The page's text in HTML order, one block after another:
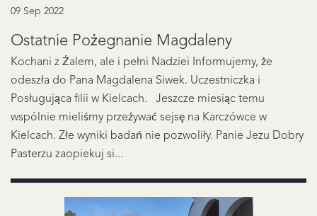
09 Sep 2022
Ostatnie Pożegnanie Magdaleny
Kochani z Żalem, ale i pełni Nadziei Informujemy, że
odeszła do Pana Magdalena Siwek. Uczestniczka i
Posługująca filii w Kielcach. Jeszcze miesiąc temu
wspólnie mieliśmy przeżywać sejsę na Karczówce w
Kielcach. Złe wyniki badań nie pozwoliły. Panie Jezu Dobry
Pasterzu zaopiekuj si...